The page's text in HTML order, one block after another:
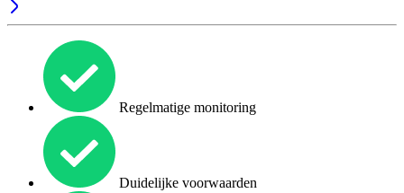
Regelmatige monitoring
Duidelijke voorwaarden